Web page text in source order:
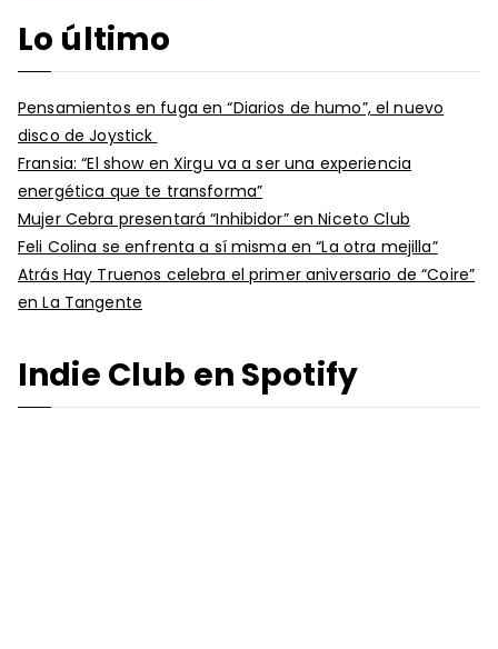
Lo último
Pensamientos en fuga en “Diarios de humo”, el nuevo
disco de Joystick
Fransia: “El show en Xirgu va a ser una experiencia
energética que te transforma”
Mujer Cebra presentará “Inhibidor” en Niceto Club
Feli Colina se enfrenta a sí misma en “La otra mejilla”
Atrás Hay Truenos celebra el primer aniversario de “Coire”
en La Tangente
Indie Club en Spotify